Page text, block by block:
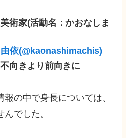
術家(活動名：かおなしま
依(@kaonashimachis)
向きより前向きに
の中で身長については、
でした。